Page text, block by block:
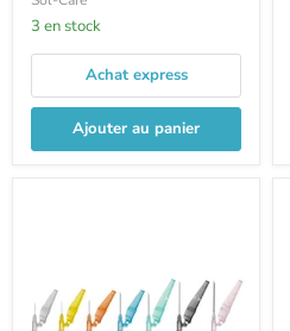
3 en stock
Achat express
Ajouter au panier